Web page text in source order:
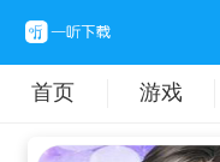
首页 游戏